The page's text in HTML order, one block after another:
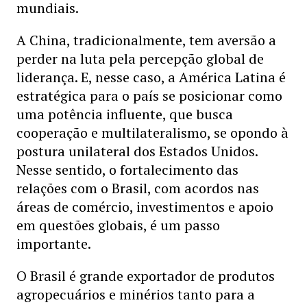
mundiais.
A China, tradicionalmente, tem aversão a
perder na luta pela percepção global de
liderança. E, nesse caso, a América Latina é
estratégica para o país se posicionar como
uma potência influente, que busca
cooperação e multilateralismo, se opondo à
postura unilateral dos Estados Unidos.
Nesse sentido, o fortalecimento das
relações com o Brasil, com acordos nas
áreas de comércio, investimentos e apoio
em questões globais, é um passo
importante.
O Brasil é grande exportador de produtos
agropecuários e minérios tanto para a